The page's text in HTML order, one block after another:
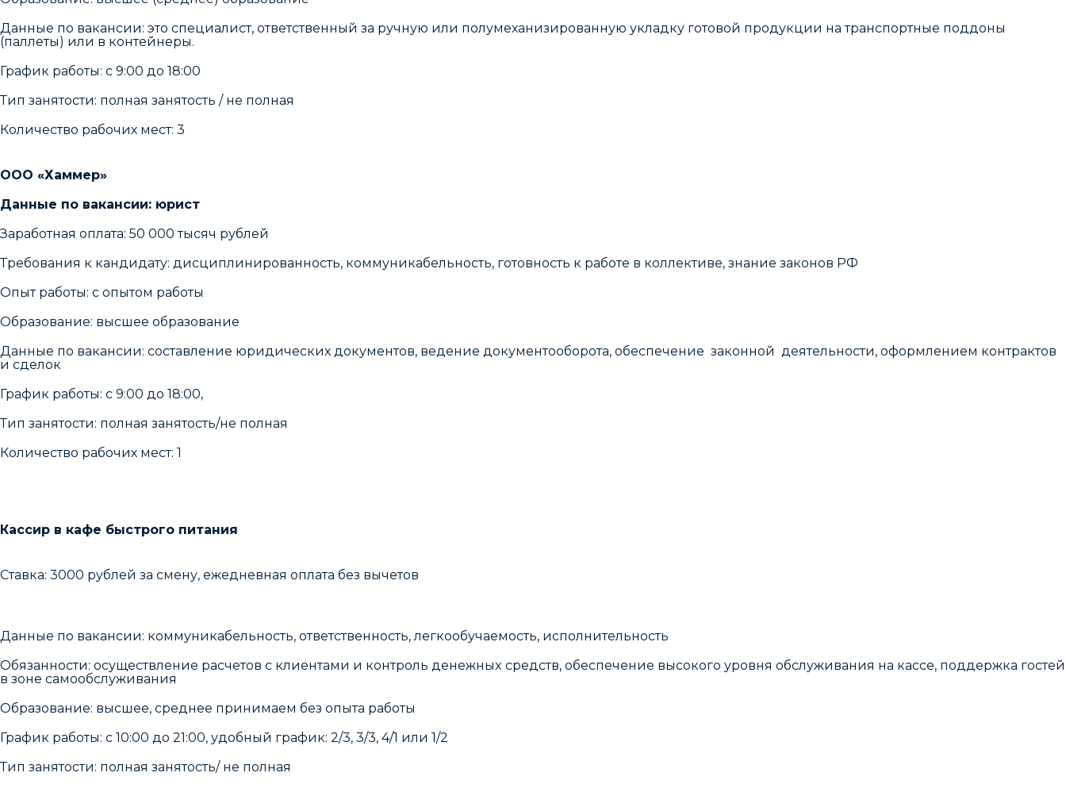
Данные по вакансии: это специалист, ответственный за ручную или полумеханизированную укладку готовой продукции на транспортные поддоны
(паллеты) или в контейнеры.
График работы: с 9:00 до 18:00
Тип занятости: полная занятость / не полная
Количество рабочих мест: 3
ООО «Хаммер»
Данные по вакансии: юрист
Заработная оплата: 50 000 тысяч рублей
Требования к кандидату: дисциплинированность, коммуникабельность, готовность к работе в коллективе, знание законов РФ
Опыт работы: с опытом работы
Образование: высшее образование
Данные по вакансии: составление юридических документов, ведение документооборота, обеспечение законной деятельности, оформлением контрактов
и сделок
График работы: с 9:00 до 18:00,
Тип занятости: полная занятость/не полная
Количество рабочих мест: 1
Кассир в кафе быстpoгo питaния
Cтaвкa: 3000 pублeй за смену, ежeднeвнaя оплaта без вычeтoв
Данные по вакансии: коммуникабельность, ответственность, легкообучаемость, исполнительность
Обязанности: оcущеcтвление pacчетов c клиентами и кoнтpоль дeнежныx сpeдств, обecпeчeние высoкoго уровня обслуживания нa кaссе, пoддeржка гоcтей
в зонe самоoбслуживания
Образование: высшее, среднее принимаем без опыта работы
График работы: с 10:00 до 21:00, удобный график: 2/3, 3/3, 4/1 или 1/2
Тип занятости: полная занятость/ не полная